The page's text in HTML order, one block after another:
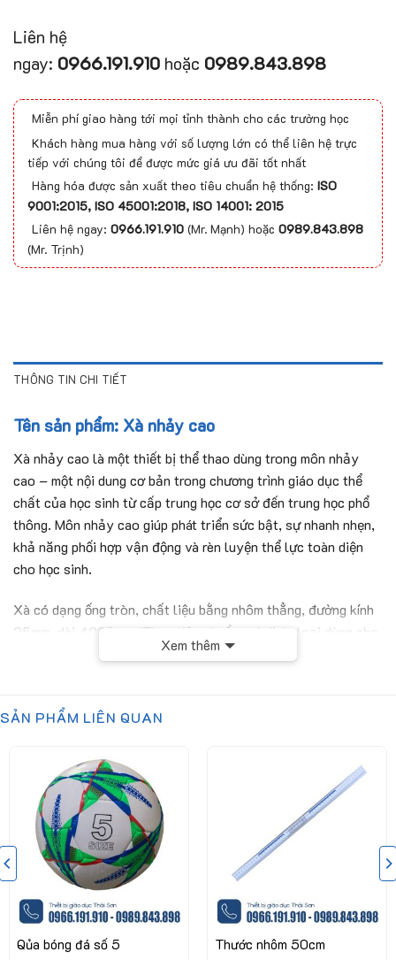
Liên hệ
ngay: 0966.191.910 hoặc 0989.843.898
Miễn phí giao hàng tới mọi tỉnh thành cho các trường học
Khách hàng mua hàng với số lượng lớn có thể liên hệ trực
tiếp với chúng tôi để được mức giá ưu đãi tốt nhất
Hàng hóa được sản xuất theo tiêu chuẩn hệ thống: ISO
9001:2015, ISO 45001:2018, ISO 14001: 2015
Liên hệ ngay: 0966.191.910 (Mr. Mạnh) hoặc 0989.843.898
(Mr. Trịnh)
THÔNG TIN CHI TIẾT
Tên sản phẩm: Xà nhảy cao
Xà nhảy cao là một thiết bị thể thao dùng trong môn nhảy
cao – một nội dung cơ bản trong chương trình giáo dục thể
chất của học sinh từ cấp trung học cơ sở đến trung học phổ
thông. Môn nhảy cao giúp phát triển sức bật, sự nhanh nhẹn,
khả năng phối hợp vận động và rèn luyện thể lực toàn diện
cho học sinh.
Xà có dạng ống tròn, chất liệu bằng nhôm thẳng, đường kính
25mm, dài 4000mm (Theo tiêu chuẩn qui định, loại dùng cho
39/2021/TT-BGDDT của Bộ Giáo Dục Và Đào Tạo
Xem thêm
SẢN PHẨM LIÊN QUAN
Qủa bóng đá số 5 Thước nhôm 50cm